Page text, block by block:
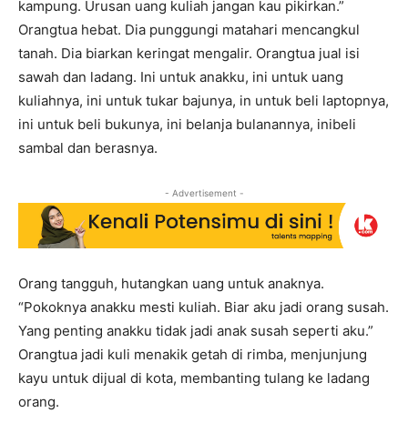
kampung. Urusan uang kuliah jangan kau pikirkan.”
Orangtua hebat. Dia punggungi matahari mencangkul
tanah. Dia biarkan keringat mengalir. Orangtua jual isi
sawah dan ladang. Ini untuk anakku, ini untuk uang
kuliahnya, ini untuk tukar bajunya, in untuk beli laptopnya,
ini untuk beli bukunya, ini belanja bulanannya, inibeli
sambal dan berasnya.
- Advertisement -
Orang tangguh, hutangkan uang untuk anaknya.
“Pokoknya anakku mesti kuliah. Biar aku jadi orang susah.
Yang penting anakku tidak jadi anak susah seperti aku.”
Orangtua jadi kuli menakik getah di rimba, menjunjung
kayu untuk dijual di kota, membanting tulang ke ladang
orang.